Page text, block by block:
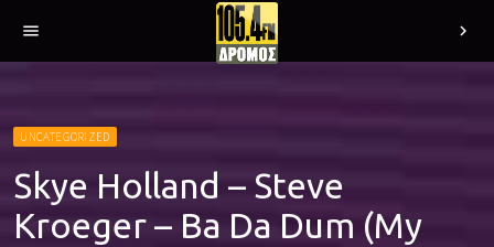
menu chevron_right
UNCATEGORIZED
Skye Holland – Steve
Kroeger – Ba Da Dum (My